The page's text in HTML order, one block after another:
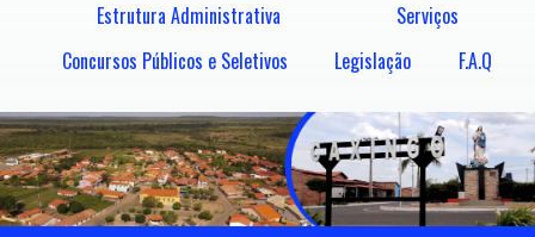
Estrutura Administrativa
Serviços
Concursos Públicos e Seletivos
Legislação F.A.Q